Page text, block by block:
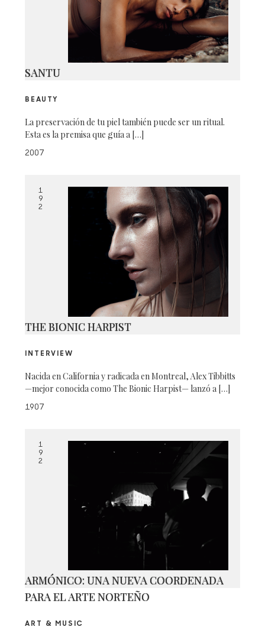
SANTU
BEAUTY
La preservación de tu piel también puede ser un ritual.
Esta es la premisa que guía a […]
2007
1
9
2
THE BIONIC HARPIST
INTERVIEW
Nacida en California y radicada en Montreal, Alex Tibbitts
—mejor conocida como The Bionic Harpist— lanzó a […]
1907
1
9
2
ARMÓNICO: UNA NUEVA COORDENADA
PARA EL ARTE NORTEÑO
ART & MUSIC